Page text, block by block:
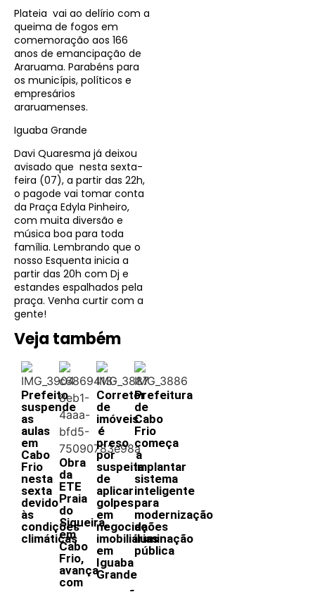
Plateia vai ao delírio com a
queima de fogos em
comemoração aos 166
anos de emancipação de
Araruama. Parabéns para
os municípis, políticos e
empresários
araruamenses.
Iguaba Grande
Davi Quaresma já deixou
avisado que nesta sexta-
feira (07), a partir das 22h,
o pagode vai tomar conta
da Praça Edyla Pinheiro,
com muita diversão e
música boa para toda
família. Lembrando que o
nosso Esquenta inicia a
partir das 20h com Dj e
estandes espalhados pela
praça. Venha curtir com a
gente!
Veja também
Prefeito
suspende
as
aulas
em
Cabo
Frio
nesta
sexta
devido
às
condições
climáticas
Obra
da
ETE
Praia
do
Siqueira,
em
Cabo
Frio,
avança
com
Corretor
de
imóveis
é
preso
por
suspeita
de
aplicar
golpes
em
negociações
imobiliárias
em
Iguaba
Grande
Prefeitura
de
Cabo
Frio
começa
a
implantar
sistema
inteligente
para
modernização
da
iluminação
pública